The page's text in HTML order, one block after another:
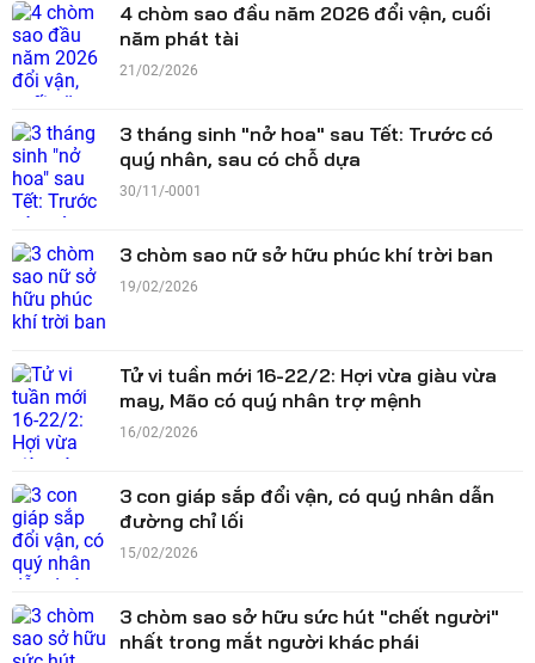
4 chòm sao đầu năm 2026 đổi vận, cuối
năm phát tài
21/02/2026
3 tháng sinh "nở hoa" sau Tết: Trước có
quý nhân, sau có chỗ dựa
30/11/-0001
3 chòm sao nữ sở hữu phúc khí trời ban
19/02/2026
Tử vi tuần mới 16-22/2: Hợi vừa giàu vừa
may, Mão có quý nhân trợ mệnh
16/02/2026
3 con giáp sắp đổi vận, có quý nhân dẫn
đường chỉ lối
15/02/2026
3 chòm sao sở hữu sức hút "chết người"
nhất trong mắt người khác phái